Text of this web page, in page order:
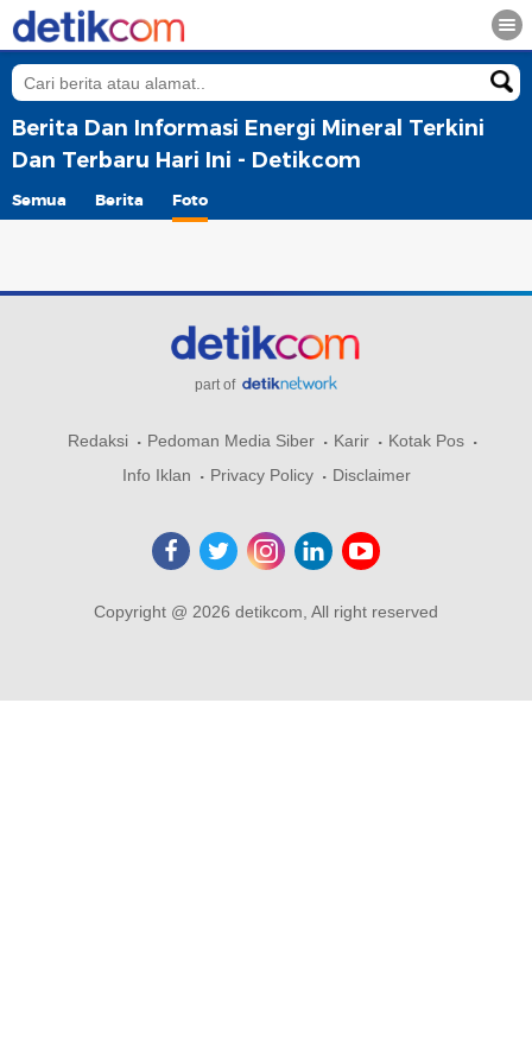
Berita Dan Informasi Energi Mineral Terkini
Dan Terbaru Hari Ini - Detikcom
Semua Berita Foto
part of
Redaksi Pedoman Media Siber Karir
Kotak Pos
Info Iklan
Privacy Policy Disclaimer
Copyright @ 2026 detikcom, All right reserved